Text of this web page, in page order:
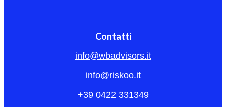
Contatti
info@wbadvisors.it
info@riskoo.it
+39 0422 331349